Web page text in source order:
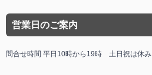
営業日のご案内
問合せ時間 平日10時から19時 土日祝は休み